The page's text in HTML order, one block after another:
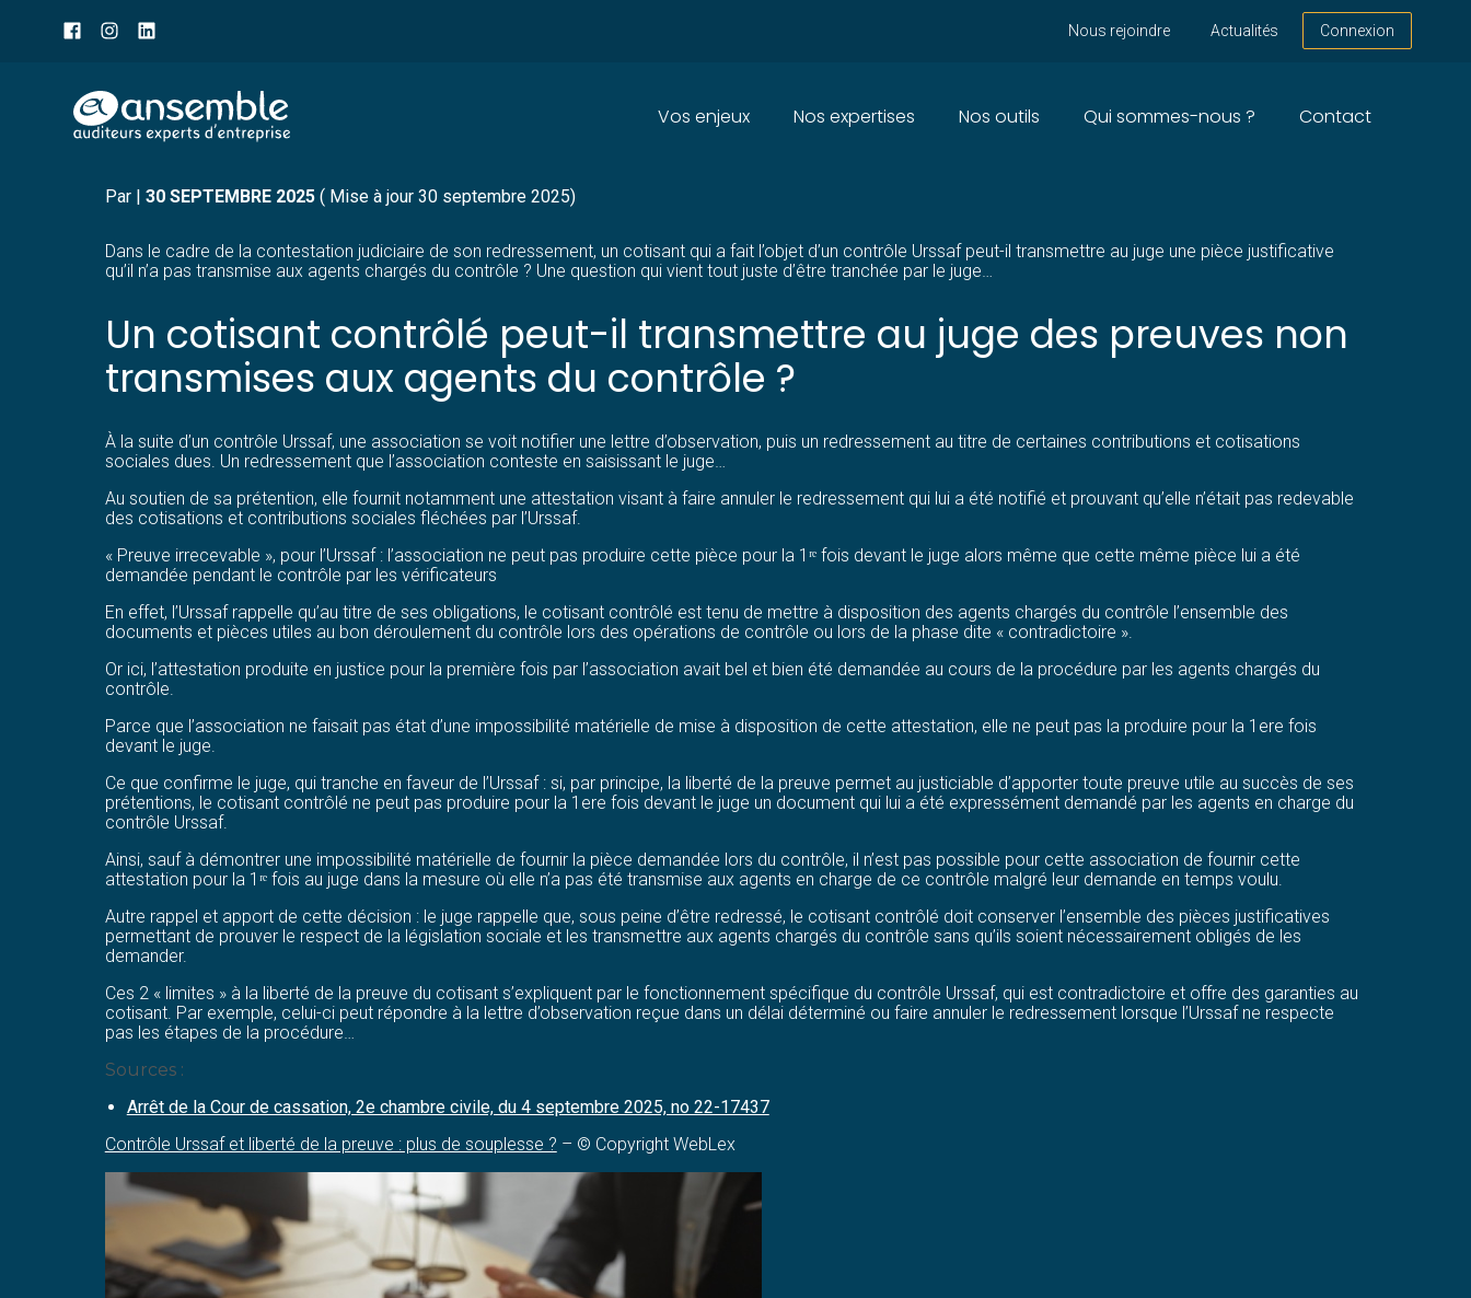
header
Nous rejoindre Actualités Connexion
Aller
au
Principal
Vos enjeux Nos expertises Nos outils Qui sommes-nous ? Contact
CONTRÔLE URSSAF ET LIBERTÉ DE LA PREUVE : PLUS DE SOUPLESSE ?
Par | 30 SEPTEMBRE 2025( Mise à jour 30 septembre 2025)
Dans le cadre de la contestation judiciaire de son redressement, un cotisant qui a fait l’objet d’un contrôle Urssaf peut-il transmettre au juge une pièce justificative
qu’il n’a pas transmise aux agents chargés du contrôle ? Une question qui vient tout juste d’être tranchée par le juge…
Un cotisant contrôlé peut-il transmettre au juge des preuves non
transmises aux agents du contrôle ?
À la suite d’un contrôle Urssaf, une association se voit notifier une lettre d’observation, puis un redressement au titre de certaines contributions et cotisations
sociales dues. Un redressement que l’association conteste en saisissant le juge…
Au soutien de sa prétention, elle fournit notamment une attestation visant à faire annuler le redressement qui lui a été notifié et prouvant qu’elle n’était pas redevable
des cotisations et contributions sociales fléchées par l’Urssaf.
« Preuve irrecevable », pour l’Urssaf : l’association ne peut pas produire cette pièce pour la 1ʳᵉ fois devant le juge alors même que cette même pièce lui a été
demandée pendant le contrôle par les vérificateurs
En effet, l’Urssaf rappelle qu’au titre de ses obligations, le cotisant contrôlé est tenu de mettre à disposition des agents chargés du contrôle l’ensemble des
documents et pièces utiles au bon déroulement du contrôle lors des opérations de contrôle ou lors de la phase dite « contradictoire ».
Or ici, l’attestation produite en justice pour la première fois par l’association avait bel et bien été demandée au cours de la procédure par les agents chargés du
contrôle.
Parce que l’association ne faisait pas état d’une impossibilité matérielle de mise à disposition de cette attestation, elle ne peut pas la produire pour la 1ere fois
devant le juge.
Ce que confirme le juge, qui tranche en faveur de l’Urssaf : si, par principe, la liberté de la preuve permet au justiciable d’apporter toute preuve utile au succès de ses
prétentions, le cotisant contrôlé ne peut pas produire pour la 1ere fois devant le juge un document qui lui a été expressément demandé par les agents en charge du
contrôle Urssaf.
Ainsi, sauf à démontrer une impossibilité matérielle de fournir la pièce demandée lors du contrôle, il n’est pas possible pour cette association de fournir cette
attestation pour la 1ʳᵉ fois au juge dans la mesure où elle n’a pas été transmise aux agents en charge de ce contrôle malgré leur demande en temps voulu.
Autre rappel et apport de cette décision : le juge rappelle que, sous peine d’être redressé, le cotisant contrôlé doit conserver l’ensemble des pièces justificatives
permettant de prouver le respect de la législation sociale et les transmettre aux agents chargés du contrôle sans qu’ils soient nécessairement obligés de les
demander.
Ces 2 « limites » à la liberté de la preuve du cotisant s’expliquent par le fonctionnement spécifique du contrôle Urssaf, qui est contradictoire et offre des garanties au
cotisant. Par exemple, celui-ci peut répondre à la lettre d’observation reçue dans un délai déterminé ou faire annuler le redressement lorsque l’Urssaf ne respecte
pas les étapes de la procédure…
Sources :
Arrêt de la Cour de cassation, 2e chambre civile, du 4 septembre 2025, no 22-17437
Contrôle Urssaf et liberté de la preuve : plus de souplesse ? – © Copyright WebLex